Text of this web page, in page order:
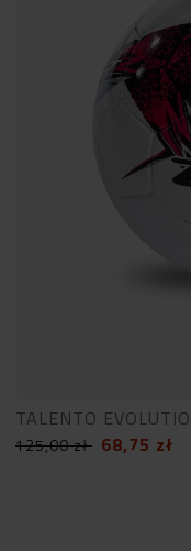
TALENTO
125,00zł 68,75 zł